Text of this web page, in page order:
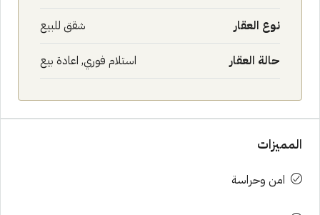
نوع العقار شقق للبيع
حالة العقار استلام فوري, اعادة بيع
المميزات
امن وحراسة